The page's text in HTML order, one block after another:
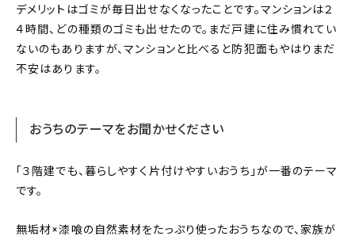
デメリットはゴミが毎日出せなくなったことです。マンションは２
４時間、どの種類のゴミも出せたので。まだ戸建に住み慣れてい
ないのもありますが、マンションと比べると防犯面もやはりまだ
不安はあります。
おうちのテーマをお聞かせください
「３階建でも、暮らしやすく片付けやすいおうち」が一番のテーマ
です。
無垢材×漆喰の自然素材をたっぷり使ったおうちなので、家族が